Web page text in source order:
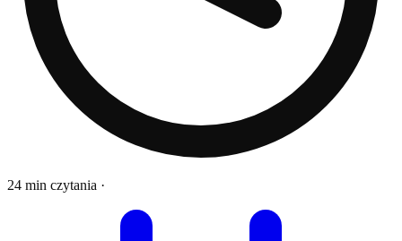
24 min czytania ·